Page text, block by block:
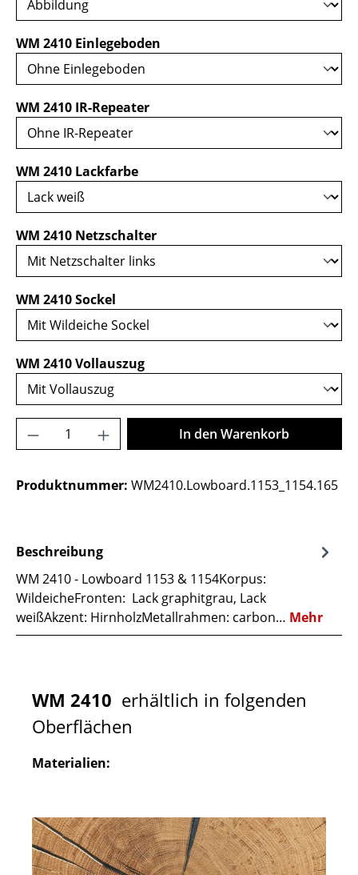
WM 2410 Einlegeboden
WM 2410 IR-Repeaterauswählen
WM 2410 Lackfarbeauswählen
WM 2410 Netzschalterauswählen
WM 2410 Sockel
WM 2410 Vollauszugauswählen
Produkt Anzahl: Gib den gewünschten
In den Warenkorb
Produktnummer: WM2410.Lowboard.1153_1154.165
Beschreibung
WM 2410 - Lowboard 1153 & 1154Korpus:
WildeicheFronten: Lack graphitgrau, Lack
weißAkzent: HirnholzMetallrahmen: carbon… Mehr
WM 2410 erhältlich in folgenden
Oberflächen
Materialien: